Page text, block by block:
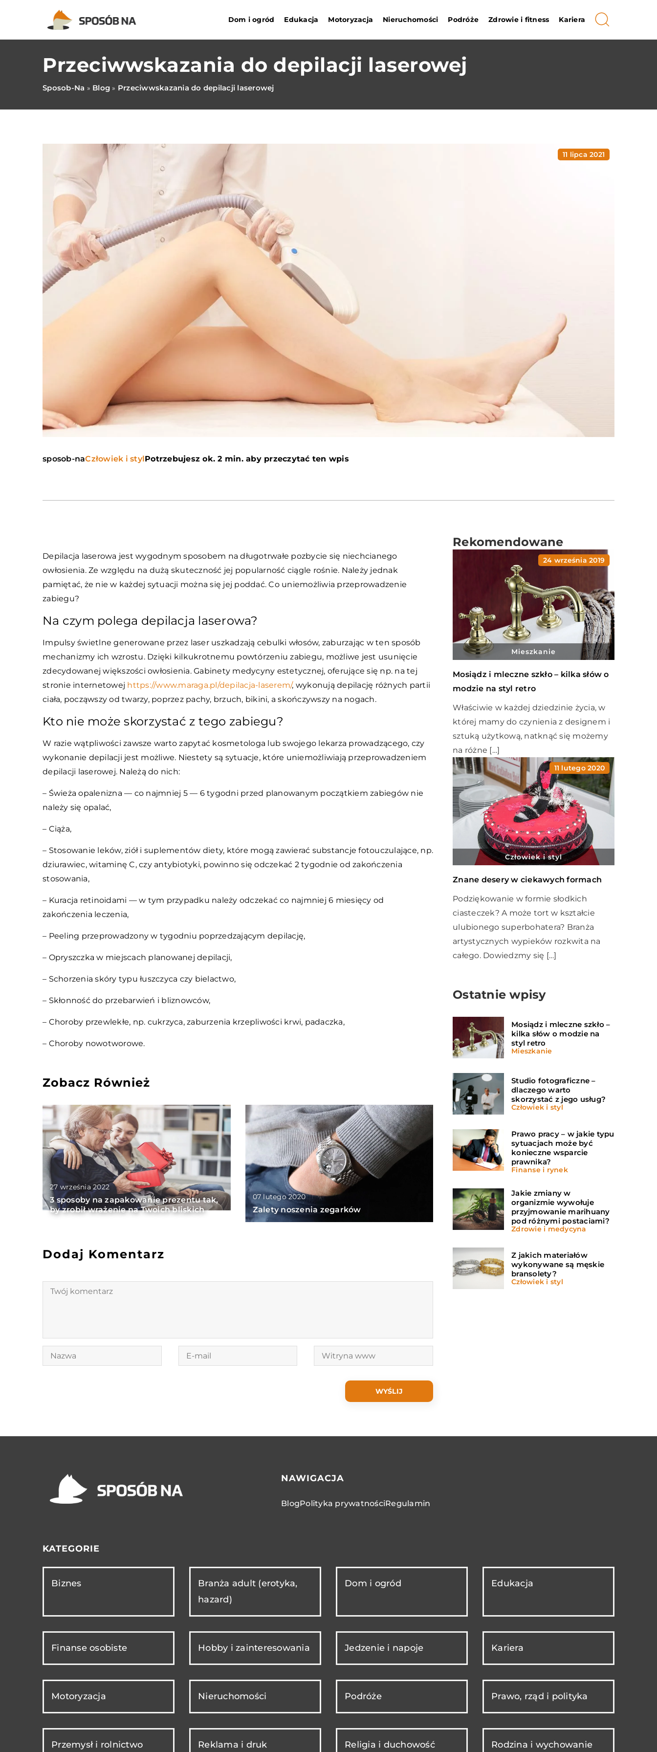
Dom i ogród Edukacja Motoryzacja Nieruchomości Podróże Zdrowie i fitness Kariera
Przeciwwskazania do depilacji laserowej
Sposob-Na » Blog » Przeciwwskazania do depilacji laserowej
11 lipca 2021
sposob-naCzłowiek i stylPotrzebujesz ok. 2 min. aby przeczytać ten wpis
Depilacja laserowa jest wygodnym sposobem na długotrwałe pozbycie się niechcianego
owłosienia. Ze względu na dużą skuteczność jej popularność ciągle rośnie. Należy jednak
pamiętać, że nie w każdej sytuacji można się jej poddać. Co uniemożliwia przeprowadzenie
zabiegu?
Na czym polega depilacja laserowa?
Impulsy świetlne generowane przez laser uszkadzają cebulki włosów, zaburzając w ten sposób
mechanizmy ich wzrostu. Dzięki kilkukrotnemu powtórzeniu zabiegu, możliwe jest usunięcie
zdecydowanej większości owłosienia. Gabinety medycyny estetycznej, oferujące się np. na tej
stronie internetowej https://www.maraga.pl/depilacja-laserem/, wykonują depilację różnych partii
ciała, począwszy od twarzy, poprzez pachy, brzuch, bikini, a skończywszy na nogach.
Kto nie może skorzystać z tego zabiegu?
W razie wątpliwości zawsze warto zapytać kosmetologa lub swojego lekarza prowadzącego, czy
wykonanie depilacji jest możliwe. Niestety są sytuacje, które uniemożliwiają przeprowadzeniem
depilacji laserowej. Należą do nich:
– Świeża opalenizna — co najmniej 5 — 6 tygodni przed planowanym początkiem zabiegów nie
należy się opalać,
– Ciąża,
– Stosowanie leków, ziół i suplementów diety, które mogą zawierać substancje fotouczulające, np.
dziurawiec, witaminę C, czy antybiotyki, powinno się odczekać 2 tygodnie od zakończenia
stosowania,
– Kuracja retinoidami — w tym przypadku należy odczekać co najmniej 6 miesięcy od
zakończenia leczenia,
– Peeling przeprowadzony w tygodniu poprzedzającym depilację,
– Opryszczka w miejscach planowanej depilacji,
– Schorzenia skóry typu łuszczyca czy bielactwo,
– Skłonność do przebarwień i bliznowców,
– Choroby przewlekłe, np. cukrzyca, zaburzenia krzepliwości krwi, padaczka,
– Choroby nowotworowe.
Zobacz Również
27 września 2022
3 sposoby na zapakowanie prezentu tak,
by zrobił wrażenie na Twoich bliskich
07 lutego 2020
Zalety noszenia zegarków
Dodaj Komentarz
Rekomendowane
24 września 2019
Mieszkanie
Mosiądz i mleczne szkło – kilka słów o
modzie na styl retro
Właściwie w każdej dziedzinie życia, w
której mamy do czynienia z designem i
sztuką użytkową, natknąć się możemy
na różne […]
11 lutego 2020
Człowiek i styl
Znane desery w ciekawych formach
Podziękowanie w formie słodkich
ciasteczek? A może tort w kształcie
ulubionego superbohatera? Branża
artystycznych wypieków rozkwita na
całego. Dowiedzmy się […]
Ostatnie wpisy
Mosiądz i mleczne szkło –
kilka słów o modzie na
styl retro
Mieszkanie
Studio fotograficzne –
dlaczego warto
skorzystać z jego usług?
Człowiek i styl
Prawo pracy – w jakie typu
sytuacjach może być
konieczne wsparcie
prawnika?
Finanse i rynek
Jakie zmiany w
organizmie wywołuje
przyjmowanie marihuany
pod różnymi postaciami?
Zdrowie i medycyna
Z jakich materiałów
wykonywane są męskie
bransolety?
Człowiek i styl
NAWIGACJA
BlogPolityka prywatnościRegulamin
KATEGORIE
Biznes
Branża adult (erotyka,
hazard)
Dom i ogród Edukacja
Finanse osobiste Hobby i zainteresowania Jedzenie i napoje Kariera
Motoryzacja Nieruchomości Podróże Prawo, rząd i polityka
Przemysł i rolnictwo Reklama i druk Religia i duchowość Rodzina i wychowanie